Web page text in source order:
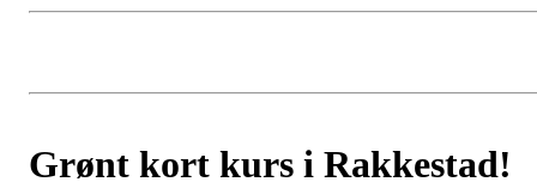
Grønt kort kurs i Rakkestad!